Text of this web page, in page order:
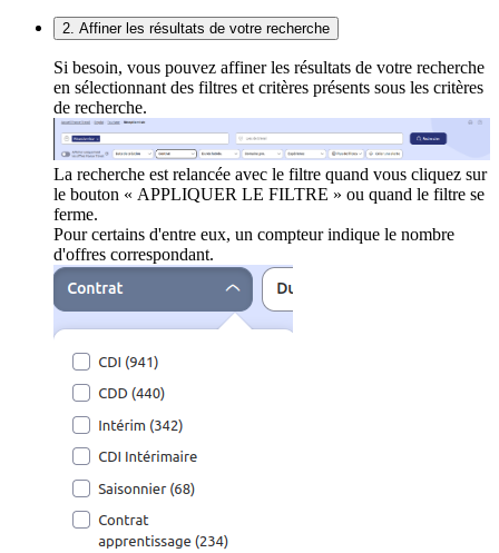
2. Affiner les résultats de votre recherche
Si besoin, vous pouvez affiner les résultats de votre recherche
en sélectionnant des filtres et critères présents sous les critères
de recherche.
La recherche est relancée avec le filtre quand vous cliquez sur
le bouton « APPLIQUER LE FILTRE » ou quand le filtre se
ferme.
Pour certains d'entre eux, un compteur indique le nombre
d'offres correspondant.